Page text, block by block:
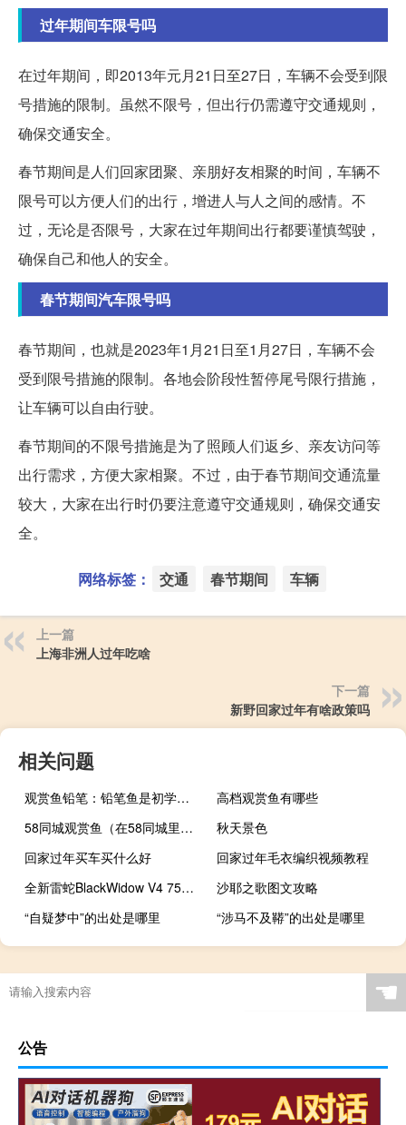
过年期间车限号吗
在过年期间，即2013年元月21日至27日，车辆不会受到限
号措施的限制。虽然不限号，但出行仍需遵守交通规则，
确保交通安全。
春节期间是人们回家团聚、亲朋好友相聚的时间，车辆不
限号可以方便人们的出行，增进人与人之间的感情。不
过，无论是否限号，大家在过年期间出行都要谨慎驾驶，
确保自己和他人的安全。
春节期间汽车限号吗
春节期间，也就是2023年1月21日至1月27日，车辆不会
受到限号措施的限制。各地会阶段性暂停尾号限行措施，
让车辆可以自由行驶。
春节期间的不限号措施是为了照顾人们返乡、亲友访问等
出行需求，方便大家相聚。不过，由于春节期间交通流量
较大，大家在出行时仍要注意遵守交通规则，确保交通安
全。
网络标签： 交通 春节期间 车辆
上一篇
上海非洲人过年吃啥
下一篇
新野回家过年有啥政策吗
相关问题
观赏鱼铅笔：铅笔鱼是初学者比较容易饲养的观赏鱼
高档观赏鱼有哪些
58同城观赏鱼（在58同城里在线购买观赏鱼靠谱吗？）
秋天景色
回家过年买车买什么好
回家过年毛衣编织视频教程
全新雷蛇BlackWidow V4 75%键盘配备热插拔按键开关
沙耶之歌图文攻略
“自疑梦中”的出处是哪里
“涉马不及鞯”的出处是哪里
承德水族市场
推箱子游戏攻略
☚
公告